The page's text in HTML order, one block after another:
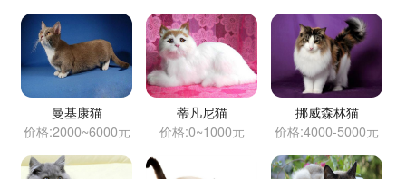
曼基康猫
价格:2000~6000元
蒂凡尼猫
价格:0~1000元
挪威森林猫
价格:4000-5000元